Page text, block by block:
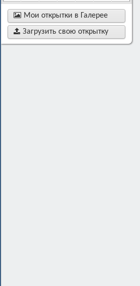
 Мои открытки в Галерее
 Загрузить свою открытку